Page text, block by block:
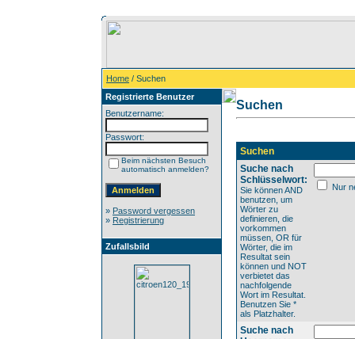
Home / Suchen
Registrierte Benutzer
Benutzername:
Passwort:
Beim nächsten Besuch
automatisch anmelden?
» Password vergessen
» Registrierung
Zufallsbild
Suchen
Suchen
Suche nach
Schlüsselwort:
Sie können AND
benutzen, um
Wörter zu
definieren, die
vorkommen
müssen, OR für
Wörter, die im
Resultat sein
können und NOT
verbietet das
nachfolgende
Wort im Resultat.
Benutzen Sie *
als Platzhalter.
Nur
Suche nach